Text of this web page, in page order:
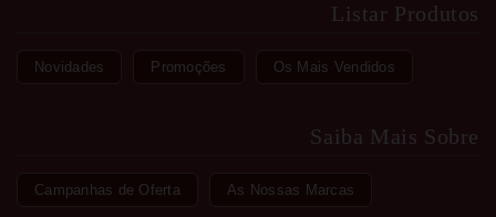
Listar Produtos
Novidades Promoções Os Mais Vendidos
Saiba Mais Sobre
Campanhas de Oferta As Nossas Marcas